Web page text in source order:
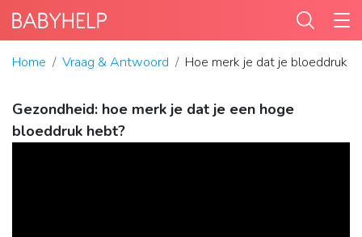
Home Vraag & Antwoord Hoe merk je dat je bloeddruk
Gezondheid: hoe merk je dat je een hoge
bloeddruk hebt?